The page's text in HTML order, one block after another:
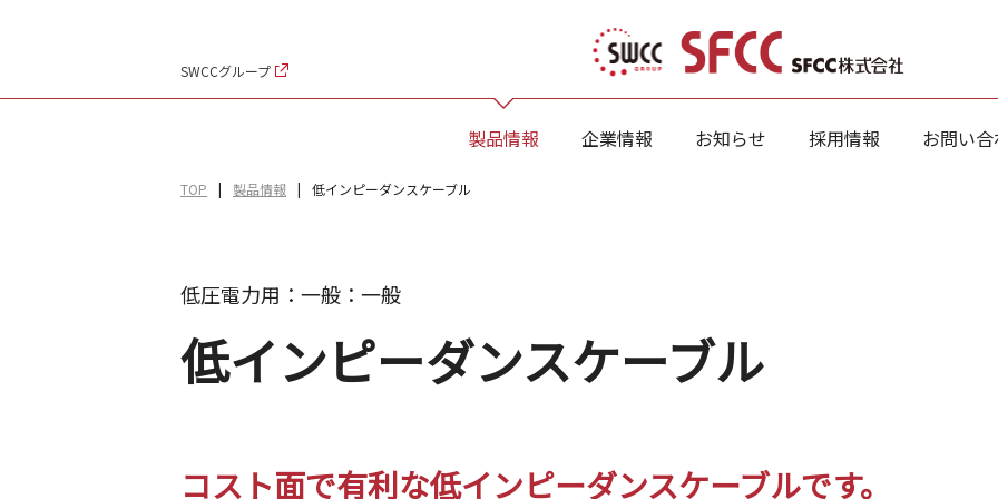
SWCCグループ
製品情報 企業情報 お知らせ 採用情報 お問い
TOP 製品情報 低インピーダンスケーブル
低圧電力用：一般：一般
低インピーダンスケーブル
コスト面で有利な低インピーダンスケーブルです。